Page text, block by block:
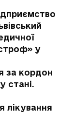
у
за кордон
стані.
лікування